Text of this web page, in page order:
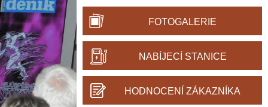
FOTOGALERIE
NABÍJECÍ STANICE
HODNOCENÍ ZÁKAZNÍKA